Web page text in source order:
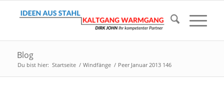
Blog
Du bist hier: Startseite / Windfänge / Peer Januar 2013 146